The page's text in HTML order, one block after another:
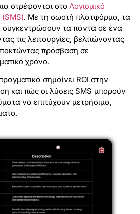
στρέφονται στο Λογισμικό
(SMS). Με τη σωστή πλατφόρμα, τα
τα πάντα σε ένα
τις λειτουργίες, βελτιώνοντας
πρόσβαση σε
χρόνο.
σημαίνει ROI στην
και πώς οι λύσεις SMS μπορούν
να επιτύχουν μετρήσιμα,